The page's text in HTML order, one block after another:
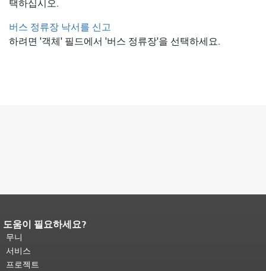
택하십시오.
버스 정류장 낙서를 신고
하려면 '객체' 필드에서 '버스 정류장'을 선택하세요.
페이지 내용 끝입니다.이 페이지의 나
머지 내용은 모든 페이지에 반복됩니
다.메인 콘텐츠 상단으로 돌아가려면
여기를 클릭하십시오
도움이 필요하세요?
무니
서비스
프로젝트